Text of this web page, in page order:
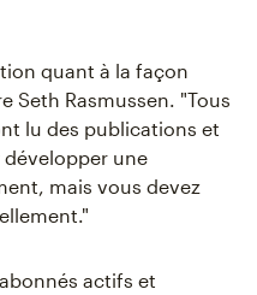
quant à la façon
Seth Rasmussen. "Tous
lu des publications et
une
mais vous devez
actifs et